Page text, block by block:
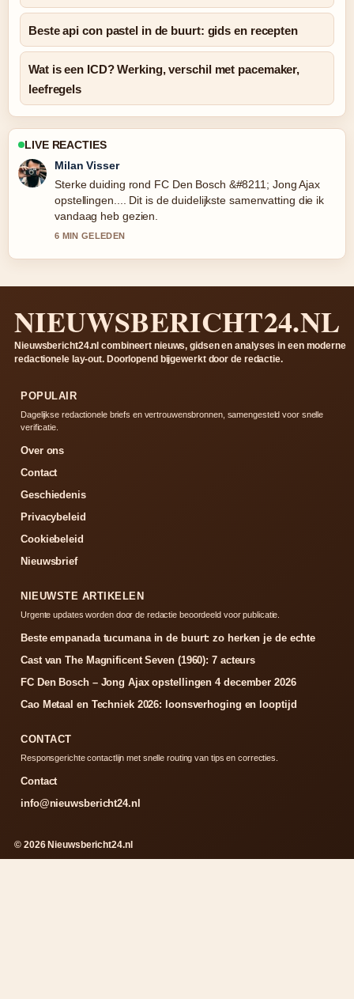
Beste api con pastel in de buurt: gids en recepten
Wat is een ICD? Werking, verschil met pacemaker,
leefregels
LIVE REACTIES
Nina Meijer
Volg Beste empanada tucumana in de buurt: zo...
nauwlettend – waardeer de rustige en evenwichtige
toon.
8 MIN GELEDEN
NIEUWSBERICHT24.NL
Nieuwsbericht24.nl combineert nieuws, gidsen en analyses in een moderne
redactionele lay-out. Doorlopend bijgewerkt door de redactie.
POPULAIR
Dagelijkse redactionele briefs en vertrouwensbronnen, samengesteld voor snelle
verificatie.
Over ons
Contact
Geschiedenis
Privacybeleid
Cookiebeleid
Nieuwsbrief
NIEUWSTE ARTIKELEN
Urgente updates worden door de redactie beoordeeld voor publicatie.
Beste empanada tucumana in de buurt: zo herken je de echte
Cast van The Magnificent Seven (1960): 7 acteurs
FC Den Bosch – Jong Ajax opstellingen 4 december 2026
Cao Metaal en Techniek 2026: loonsverhoging en looptijd
CONTACT
Responsgerichte contactlijn met snelle routing van tips en correcties.
Contact
info@nieuwsbericht24.nl
© 2026 Nieuwsbericht24.nl